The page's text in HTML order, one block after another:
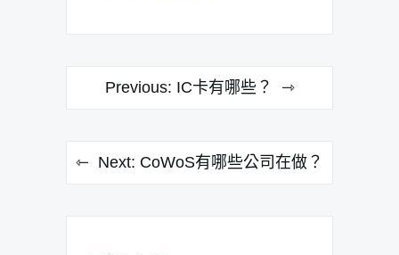
Previous: IC卡有哪些？
Next: CoWoS有哪些公司在做？